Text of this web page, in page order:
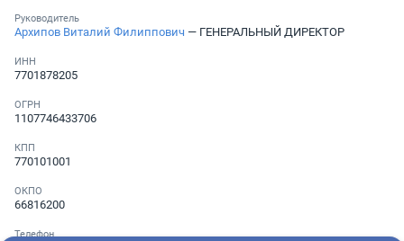
Руководитель
Архипов Виталий Филиппович — ГЕНЕРАЛЬНЫЙ ДИРЕКТОР
ИНН
7701878205
ОГРН
1107746433706
КПП
770101001
ОКПО
66816200
Телефон